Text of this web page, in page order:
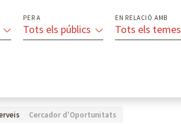
PER A
Tots els públics
EN RELACIÓ AMB
Tots els temes
Cercador d'Oportunitats